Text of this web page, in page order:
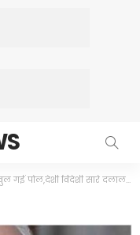
पोल,देशी विदेशी सारे दलाल फेल हो गए